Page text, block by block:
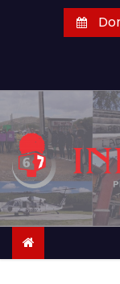
r
a
c
o
t